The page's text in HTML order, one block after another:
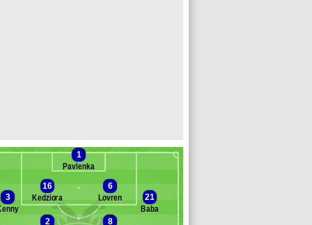
1
Pavlenka
16
Kedziora
6
Lovren
3
21
Baba
2
8